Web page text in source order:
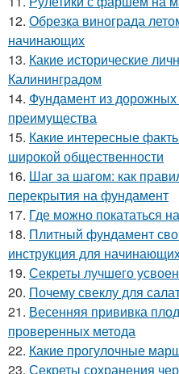
12. Обрезка винограда
начинающих
13. Какие исторические
Калининградом
14. Фундамент из дорожных
преимущества
15. Какие интересные
широкой общественности
16. Шаг за шагом: как
перекрытия на фундамент
17. Где можно покататься
18. Плитный фундамент
инструкция для
19. Секреты лучшего
20. Почему свеклу для
21. Весенняя прививка
проверенных метода
22. Какие прогулочные
23. Секреты сохранения